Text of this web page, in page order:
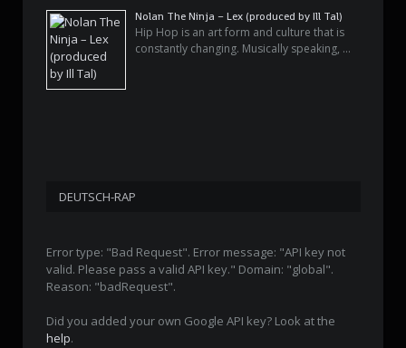
Nolan The Ninja – Lex (produced by Ill Tal)
Hip Hop is an art form and culture that is
constantly changing. Musically speaking, …
DEUTSCH-RAP
Error type: "Bad Request". Error message: "API key not
valid. Please pass a valid API key." Domain: "global".
Reason: "badRequest".
Did you added your own Google API key? Look at the
help.